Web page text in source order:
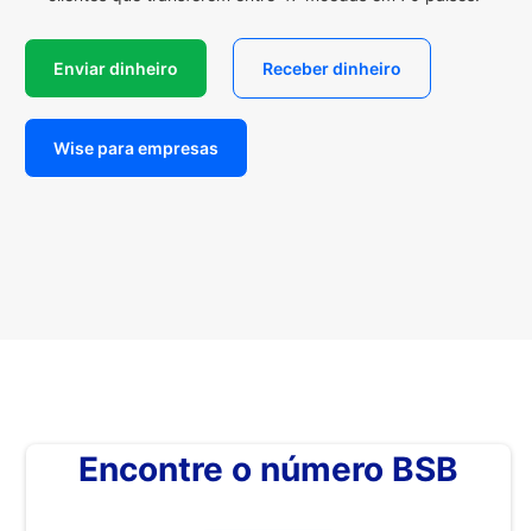
Enviar dinheiro Receber dinheiro
Wise para empresas
Encontre o número BSB